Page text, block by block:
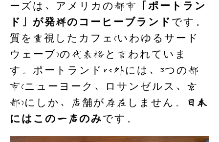
ーズは、アメリカの都市
「ポートラン
ド」が発祥のコーヒーブランド です。
質を重視したカフェ(いわゆるサード
ウェーブ)の代表格と言われていま
す。ポートランド以外には、3つの都
市(ニューヨーク、ロサンゼルス、京
都)にしか、店舗が存在しません。
日本
にはこの一店のみです。